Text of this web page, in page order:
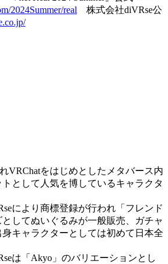
2024Summer/real 株式会社diVRse公
VRChatをはじめとしたメタバース内
として人気を博しているキャラクタ
により商標登録が行われ「フレンド
してぬいぐるみが一般販売、ガチャ
キャラクターとしては初めて日本全
は「Akyo」のバリエーションとし